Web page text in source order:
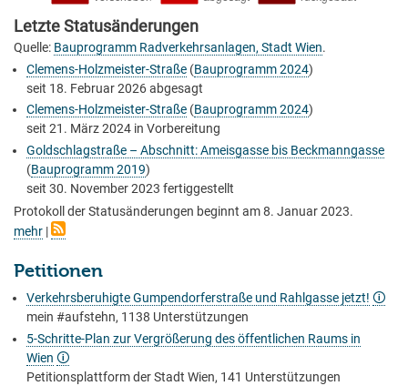
Letzte Statusänderungen
Quelle: Bauprogramm Radverkehrsanlagen, Stadt Wien.
Clemens-Holzmeister-Straße (Bauprogramm 2024)
seit 18. Februar 2026abgesagt
Clemens-Holzmeister-Straße (Bauprogramm 2024)
seit 21. März 2024 in Vorbereitung
Goldschlagstraße – Abschnitt: Ameisgasse bis Beckmanngasse
(Bauprogramm 2019)
seit 30. November 2023 fertiggestellt
Protokoll der Statusänderungen beginnt am 8. Januar 2023.
mehr |
Petitionen
Verkehrsberuhigte Gumpendorferstraße und Rahlgasse jetzt! 🛈
mein #aufstehn, 1138 Unterstützungen
5-Schritte-Plan zur Vergrößerung des öffentlichen Raums in
Wien 🛈
Petitionsplattform der Stadt Wien, 141 Unterstützungen